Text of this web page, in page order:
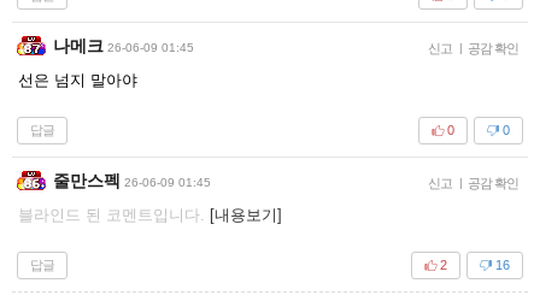
나메크 26-06-09 01:45 신고 | 공감 확인
선은 넘지 말아야
답글 0
0
줄만스펙 26-06-09 01:45 신고 | 공감 확인
블라인드 된 코멘트입니다. [내용보기]
답글 16
2